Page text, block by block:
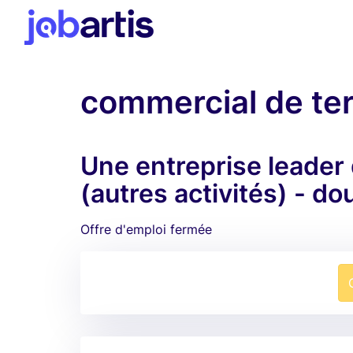
commercial de
Une entreprise
(autres activités) -
Offre d'emploi fermée